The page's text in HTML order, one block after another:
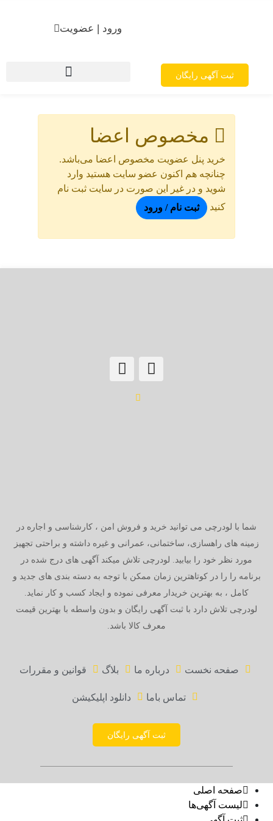
ورود | عضویت
ثبت آگهی رایگان
مخصوص اعضا
خرید پنل عضویت مخصوص اعضا می‌باشد.
چنانچه هم‌ اکنون عضو سایت هستید وارد
شوید و در غیر این صورت در سایت ثبت نام
کنید
ثبت نام / ورود
شما با لودرچی می توانید خرید و فروش امن ، کارشناسی و اجاره در
زمینه های راهسازی، ساختمانی، عمرانی و غیره داشته و براحتی تجهیز
مورد نظر خود را بیابید. لودرچی تلاش میکند آگهی های درج شده در
برنامه را را در کوتاهترین زمان ممکن با توجه به دسته بندی های جدید و
کامل ، به بهترین خریدار معرفی نموده و ایجاد کسب و کار نماید.
لودرچی تلاش دارد با ثبت آگهی رایگان و بدون واسطه با بهترین قیمت
معرف کالا باشد.
صفحه نخست درباره ما بلاگ قوانین و مقررات
تماس باما دانلود اپلیکیشن
ثبت آگهی رایگان
صفحه اصلی
لیست آگهی‌ها